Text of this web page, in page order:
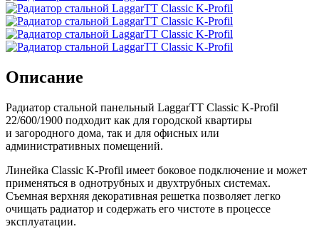
Описание
Радиатор стальной панельный LaggarTT Classic K-Profil
22/600/1900 подходит как для городской квартиры
и загородного дома, так и для офисных или
административных помещений.
Линейка Classic K-Profil имеет боковое подключение и может
применяться в однотрубных и двухтрубных системах.
Съемная верхняя декоративная решетка позволяет легко
очищать радиатор и содержать его чистоте в процессе
эксплуатации.